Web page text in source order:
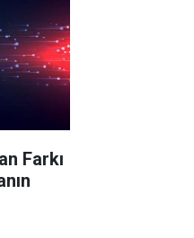
Farkı